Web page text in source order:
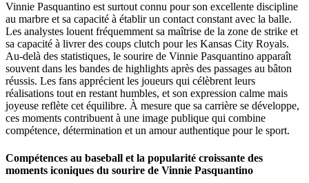
Vinnie Pasquantino est surtout connu pour son excellente discipline
au marbre et sa capacité à établir un contact constant avec la balle.
Les analystes louent fréquemment sa maîtrise de la zone de strike et
sa capacité à livrer des coups clutch pour les Kansas City Royals.
Au-delà des statistiques, le sourire de Vinnie Pasquantino apparaît
souvent dans les bandes de highlights après des passages au bâton
réussis. Les fans apprécient les joueurs qui célèbrent leurs
réalisations tout en restant humbles, et son expression calme mais
joyeuse reflète cet équilibre. À mesure que sa carrière se développe,
ces moments contribuent à une image publique qui combine
compétence, détermination et un amour authentique pour le sport.
Compétences au baseball et la popularité croissante des
moments iconiques du sourire de Vinnie Pasquantino